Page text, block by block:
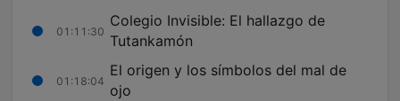
01:11:30
Colegio Invisible: El hallazgo de
Tutankamón
01:18:04
El origen y los símbolos del mal de
ojo